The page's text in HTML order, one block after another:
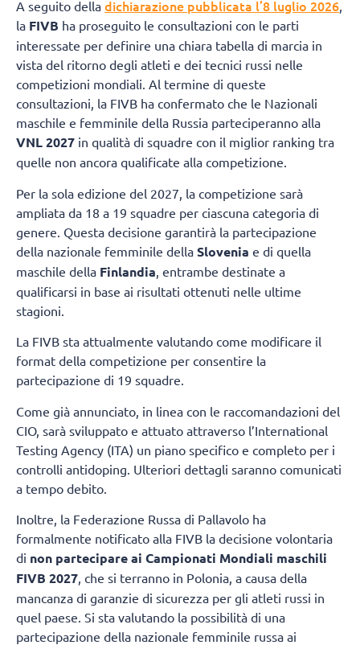
A seguito della dichiarazione pubblicata l’8 luglio 2026,
la FIVB ha proseguito le consultazioni con le parti
interessate per definire una chiara tabella di marcia in
vista del ritorno degli atleti e dei tecnici russi nelle
competizioni mondiali. Al termine di queste
consultazioni, la FIVB ha confermato che le Nazionali
maschile e femminile della Russia parteciperanno alla
VNL 2027 in qualità di squadre con il miglior ranking tra
quelle non ancora qualificate alla competizione.
Per la sola edizione del 2027, la competizione sarà
ampliata da 18 a 19 squadre per ciascuna categoria di
genere. Questa decisione garantirà la partecipazione
della nazionale femminile della Slovenia e di quella
maschile della Finlandia , entrambe destinate a
qualificarsi in base ai risultati ottenuti nelle ultime
stagioni.
La FIVB sta attualmente valutando come modificare il
format della competizione per consentire la
partecipazione di 19 squadre.
Come già annunciato, in linea con le raccomandazioni del
CIO, sarà sviluppato e attuato attraverso l’International
Testing Agency (ITA) un piano specifico e completo per i
controlli antidoping. Ulteriori dettagli saranno comunicati
a tempo debito.
Inoltre, la Federazione Russa di Pallavolo ha
formalmente notificato alla FIVB la decisione volontaria
di non partecipare ai Campionati Mondiali maschili
FIVB 2027 , che si terranno in Polonia, a causa della
mancanza di garanzie di sicurezza per gli atleti russi in
quel paese. Si sta valutando la possibilità di una
partecipazione della nazionale femminile russa ai